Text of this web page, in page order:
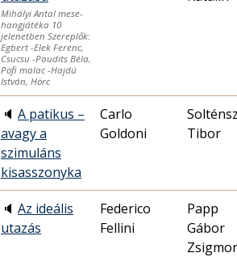
Mihályi Antal mese-
hangjátéka 10
jelenetben Szereplők:
Egbert -Elek Ferenc,
Csucsu -Paudits Béla,
Pöfi malac -Hajdú
István, Hörc
🔈 A patikus –
avagy a
szimuláns
kisasszonyka
Carlo
Goldoni
Tibor
🔈 Az ideális
utazás
Federico
Fellini
Papp
Gábor